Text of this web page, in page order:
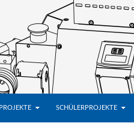
PROJEKTE SCHÜLERPROJEKTE